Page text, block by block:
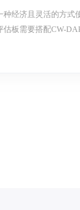
种经济且灵活的方
板需要搭配CW-